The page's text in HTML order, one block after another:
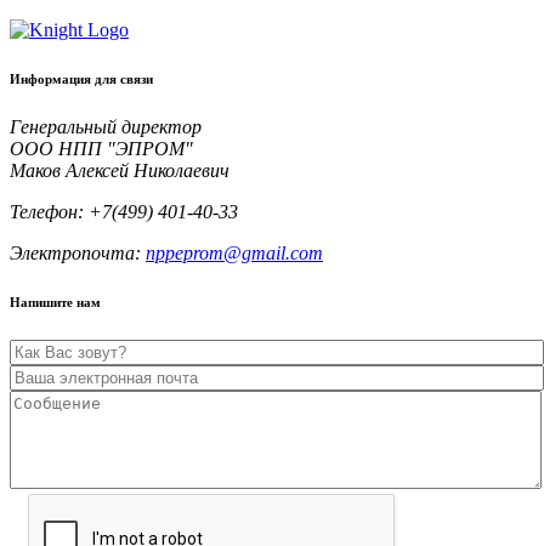
Информация для связи
Генеральный директор
ООО НПП "ЭПРОМ"
Маков Алексей Николаевич
Телефон: +7(499) 401-40-33
Электропочта: nppeprom@gmail.com
Напишите нам